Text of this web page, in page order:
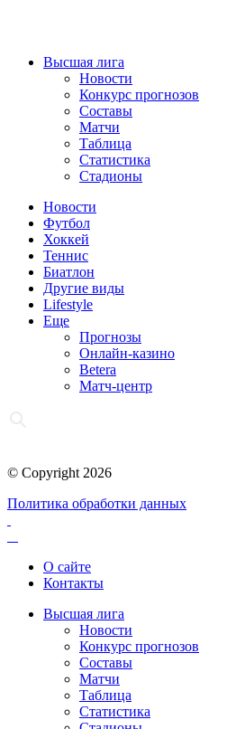
Высшая лига
Новости
Конкурс прогнозов
Составы
Матчи
Таблица
Статистика
Стадионы
Новости
Футбол
Хоккей
Теннис
Биатлон
Другие виды
Lifestyle
Еще
Прогнозы
Онлайн-казино
Betera
Матч-центр
© Copyright 2026
Политика обработки данных
О сайте
Контакты
Высшая лига
Новости
Конкурс прогнозов
Составы
Матчи
Таблица
Статистика